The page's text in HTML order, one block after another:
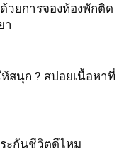
วยการจองห้องพักติด
า
ห้สนุก ? สปอยเนื้อหาที่
ะกันชีวิตดีไหม